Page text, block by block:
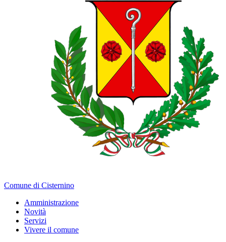
Comune di Cisternino
Amministrazione
Novità
Servizi
Vivere il comune